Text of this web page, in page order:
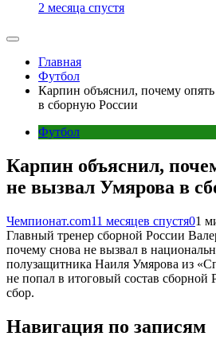
2 месяца спустя
Главная
Футбол
Карпин объяснил, почему
в сборную России
Футбол
Карпин объяснил,
не вызвал Умярова в
Чемпионат.com11 месяцев спустя01
Главный тренер сборной России
почему снова не вызвал в
полузащитника Наиля Умярова из
не попал в итоговый состав сборной
сбор.
Навигация по записям